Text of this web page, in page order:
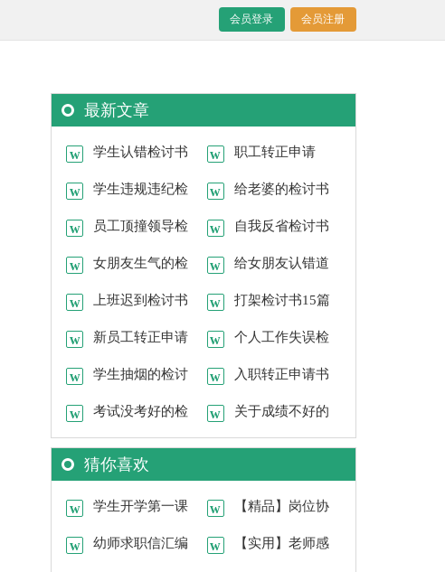
会员登录 会员注册
最新文章
学生认错检讨书 职工转正申请
学生违规违纪检
讨书
给老婆的检讨书
15篇
员工顶撞领导检
讨书
自我反省检讨书
15篇
女朋友生气的检
讨书
给女朋友认错道
歉的检讨书
上班迟到检讨书
15篇
打架检讨书15篇
新员工转正申请
书(合集15篇)
个人工作失误检
讨书
学生抽烟的检讨
书
入职转正申请书
(集合15篇)
考试没考好的检
讨书
关于成绩不好的
检讨书
猜你喜欢
学生开学第一课
教案模板（通用6
【精品】岗位协
议书3篇
幼师求职信汇编 【实用】老师感